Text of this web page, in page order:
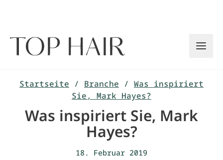
Startseite / Branche / Was inspiriert
Sie, Mark Hayes?
Was inspiriert Sie, Mark
Hayes?
18. Februar 2019